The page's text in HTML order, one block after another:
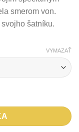
smerom von.
šatníku.
VYMAZAŤ